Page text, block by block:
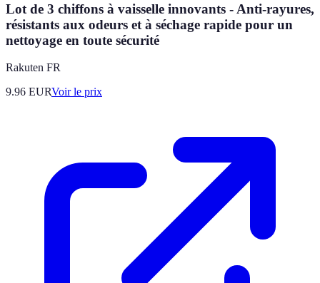
Lot de 3 chiffons à vaisselle innovants - Anti-rayures,
résistants aux odeurs et à séchage rapide pour un
nettoyage en toute sécurité
Rakuten FR
9.96 EURVoir le prix